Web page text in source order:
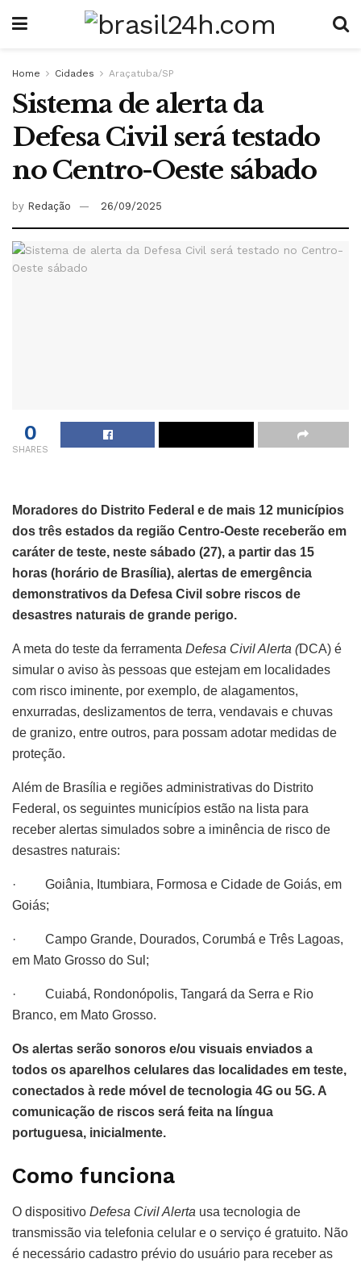
Home Cidades Araçatuba/SP
Sistema de alerta da
Defesa Civil será testado
no Centro-Oeste sábado
by Redação 26/09/2025
0
SHARES
Moradores do Distrito Federal e de mais 12 municípios
dos três estados da região Centro-Oeste receberão em
caráter de teste, neste sábado (27), a partir das 15
horas (horário de Brasília), alertas de emergência
demonstrativos da Defesa Civil sobre riscos de
desastres naturais de grande perigo.
A meta do teste da ferramenta Defesa Civil Alerta (DCA) é
simular o aviso às pessoas que estejam em localidades
com risco iminente, por exemplo, de alagamentos,
enxurradas, deslizamentos de terra, vendavais e chuvas
de granizo, entre outros, para possam adotar medidas de
proteção.
Além de Brasília e regiões administrativas do Distrito
Federal, os seguintes municípios estão na lista para
receber alertas simulados sobre a iminência de risco de
desastres naturais:
· Goiânia, Itumbiara, Formosa e Cidade de Goiás, em
Goiás;
· Campo Grande, Dourados, Corumbá e Três Lagoas,
em Mato Grosso do Sul;
· Cuiabá, Rondonópolis, Tangará da Serra e Rio
Branco, em Mato Grosso.
Os alertas serão sonoros e/ou visuais enviados a
todos os aparelhos celulares das localidades em teste,
conectados à rede móvel de tecnologia 4G ou 5G. A
comunicação de riscos será feita na língua
portuguesa, inicialmente.
Como funciona
O dispositivo Defesa Civil Alerta usa tecnologia de
transmissão via telefonia celular e o serviço é gratuito. Não
é necessário cadastro prévio do usuário para receber as